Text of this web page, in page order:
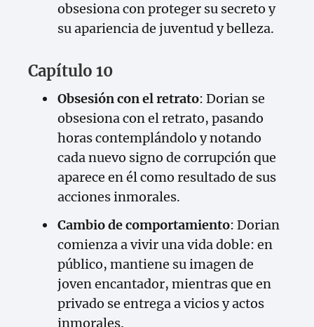
obsesiona con proteger su secreto y
su apariencia de juventud y belleza.
Capítulo 10
Obsesión con el retrato: Dorian se
obsesiona con el retrato, pasando
horas contemplándolo y notando
cada nuevo signo de corrupción que
aparece en él como resultado de sus
acciones inmorales.
Cambio de comportamiento: Dorian
comienza a vivir una vida doble: en
público, mantiene su imagen de
joven encantador, mientras que en
privado se entrega a vicios y actos
inmorales.